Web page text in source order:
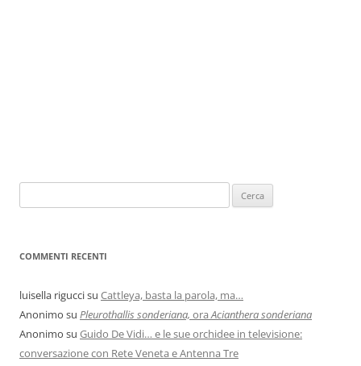
COMMENTI RECENTI
luisella riguccisu Cattleya, basta la parola, ma…
Anonimo su Pleurothallis sonderiana, ora Acianthera sonderiana
Anonimo su Guido De Vidi… e le sue orchidee in televisione:
conversazione con Rete Veneta e Antenna Tre